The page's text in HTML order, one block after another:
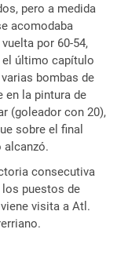
pero a medida
acomodaba
por 60-54,
el último capítulo
bombas de
en la pintura de
(goleador con 20),
sobre el final
alcanzó.
consecutiva
los puestos de
visita a Atl.